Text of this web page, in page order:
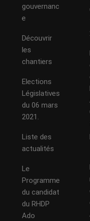
gouvernanc
e
Découvrir
les
chantiers
Elections
Législatives
du 06 mars
2021.
Liste des
actualités
Le
Programme
du candidat
du RHDP
Ado